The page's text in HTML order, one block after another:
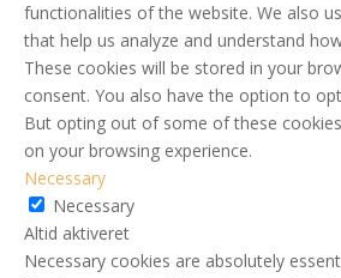
functionalities of the website. We also
that help us analyze and understand
These cookies will be stored in your
consent. You also have the option to
But opting out of some of these
on your browsing experience.
Necessary
Necessary
Altid aktiveret
Necessary cookies are absolutely